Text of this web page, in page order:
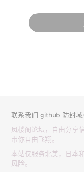
联系我们 github 防封域
凤楼阁论坛，自由分享
带你自由飞翔。
本站仅服务北美，日本
风险。